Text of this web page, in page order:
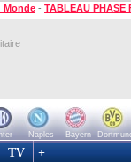
Monde - TABLEAU
Naples Bayern
TV +